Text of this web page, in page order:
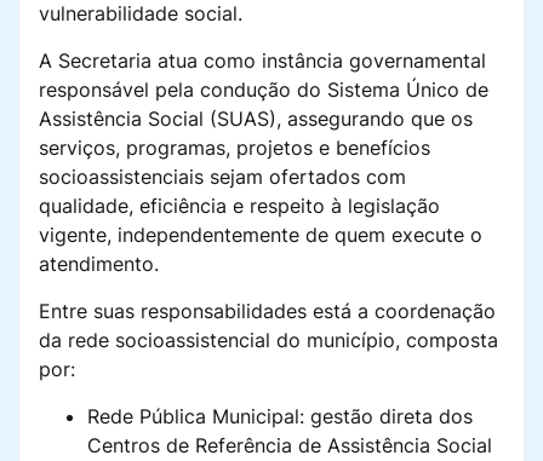
vulnerabilidade social.
A Secretaria atua como instância governamental
responsável pela condução do Sistema Único de
Assistência Social (SUAS), assegurando que os
serviços, programas, projetos e benefícios
socioassistenciais sejam ofertados com
qualidade, eficiência e respeito à legislação
vigente, independentemente de quem execute o
atendimento.
Entre suas responsabilidades está a coordenação
da rede socioassistencial do município, composta
por:
Rede Pública Municipal: gestão direta dos
Centros de Referência de Assistência Social